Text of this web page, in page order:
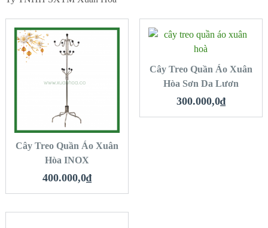
QUICK LOOK
VIEW DETAILS
MUA HÀNG
Cây Treo Quần Áo Xuân
Hòa INOX
400.000,0₫
QUICK LOOK
VIEW DETAILS
MUA HÀNG
Cây Treo Quần Áo Xuân
Hòa Sơn Da Lươn
300.000,0₫
MUA HÀNG